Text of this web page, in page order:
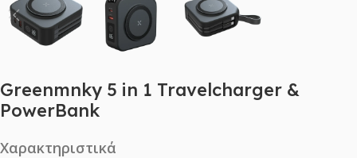
Greenmnky 5 in 1 Travelcharger &
PowerBank
Χαρακτηριστικά